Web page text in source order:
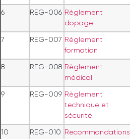
6 REG-006 Règlement
dopage
7 REG-007 Règlement
formation
8 REG-008 Règlement
médical
9 REG-009 Règlement
technique et
sécurité
10 REG-010 Recommandations